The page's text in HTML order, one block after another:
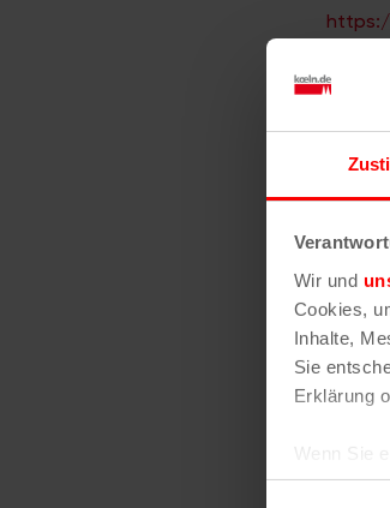
Wir und
Cookies,
Inhalte,
Sie
Erklärung
Open
Harry-
50678